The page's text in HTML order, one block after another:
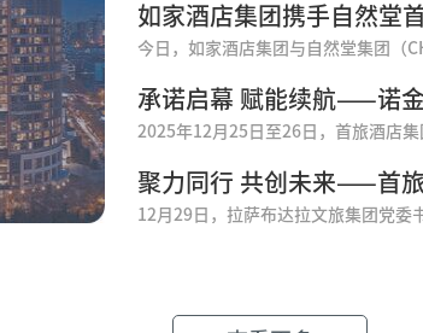
如家酒店集团携手自然堂
承诺启幕 赋能续航——诺